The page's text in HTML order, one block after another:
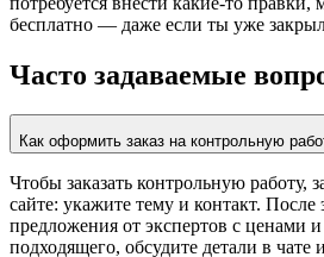
бесплатно — даже если ты уже закрыл
Часто задаваемые
Как оформить заказ на контрольную
Чтобы заказать контрольную работу,
сайте: укажите тему и контакт. После
предложения от экспертов с ценами
подходящего, обсудите детали в чате